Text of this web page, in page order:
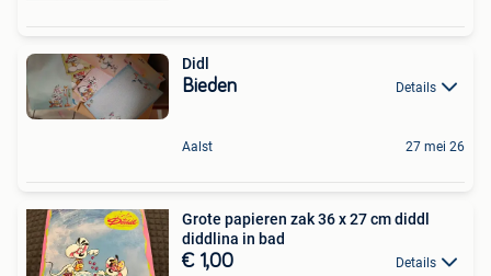
Didl
Bieden Details
Aalst 27 mei 26
Grote papieren zak 36 x 27 cm diddl
diddlina in bad
€ 1,00 Details